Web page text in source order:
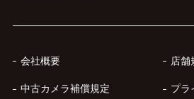
会社概要 店舗
中古カメラ補償規定 プラ